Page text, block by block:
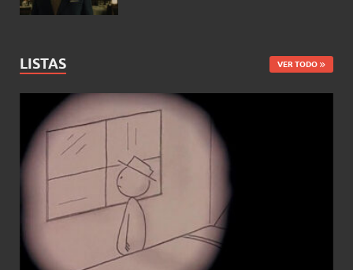
LISTAS VER TODO